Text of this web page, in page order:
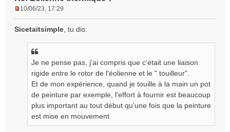
s
10/06/23, 17:29
Sicetaitsimple , tu dis:
Je ne pense pas, j'ai compris que c'était une liaison
rigide entre le rotor de l'éolienne et le " touilleur".
Et de mon expérience, quand je touille à la main un pot
de peinture par exemple, l'effort à fournir est beaucoup
plus important au tout début qu'une fois que la peinture
est mise en mouvement.